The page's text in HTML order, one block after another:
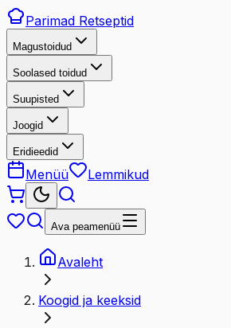
Parimad Retseptid
Magustoidud
Soolased toidud
Suupisted
Joogid
Eridieedid
Menüü Lemmikud
Ava peamenüü
Avaleht
Koogid ja keeksid